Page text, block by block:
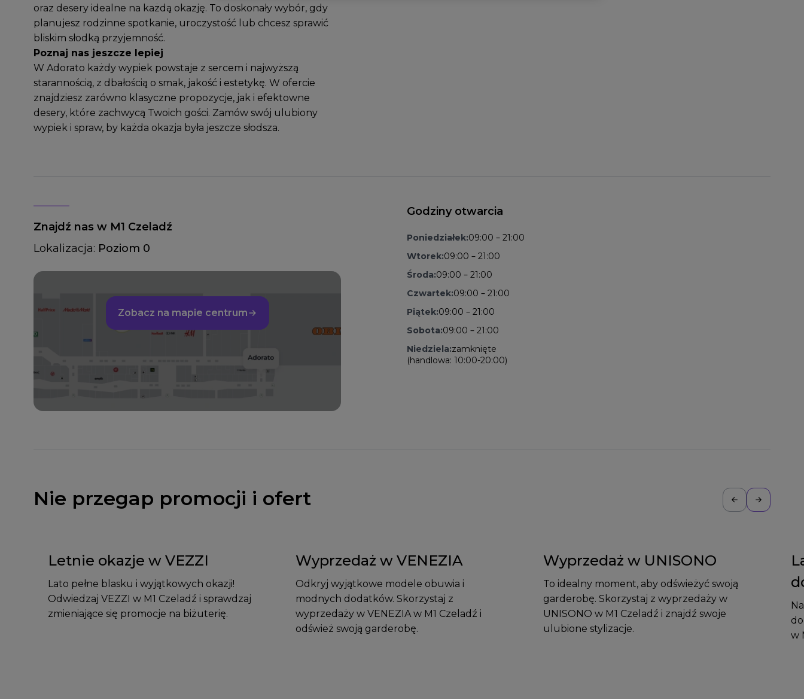
oraz desery idealne na każdą okazję. To doskonały wybór, gdy
planujesz rodzinne spotkanie, uroczystość lub chcesz sprawić
bliskim słodką przyjemność.
Poznaj nas jeszcze lepiej
W Adorato każdy wypiek powstaje z sercem i najwyższą
starannością, z dbałością o smak, jakość i estetykę. W ofercie
znajdziesz zarówno klasyczne propozycje, jak i efektowne
desery, które zachwycą Twoich gości. Zamów swój ulubiony
wypiek i spraw, by każda okazja była jeszcze słodsza.
Znajdź nas w M1 Czeladź
Lokalizacja: Poziom 0
Zobacz na mapie centrum
Godziny otwarcia
Poniedziałek:09:00 – 21:00
Wtorek:09:00 – 21:00
Środa:09:00 – 21:00
Czwartek:09:00 – 21:00
Piątek:09:00 – 21:00
Sobota:09:00 – 21:00
Niedziela:zamknięte
(handlowa: 10:00-20:00)
Nie przegap promocji i ofert
Letnie okazje w VEZZI
Lato pełne blasku i wyjątkowych okazji!
Odwiedzaj VEZZI w M1 Czeladź i sprawdzaj
zmieniające się promocje na biżuterię.
Wyprzedaż w VENEZIA
Odkryj wyjątkowe modele obuwia i
modnych dodatków. Skorzystaj z
wyprzedaży w VENEZIA w M1 Czeladź i
odśwież swoją garderobę.
Wyprzedaż w UNISONO
To idealny moment, aby odświeżyć swoją
garderobę. Skorzystaj z wyprzedaży w
UNISONO w M1 Czeladź i znajdź swoje
ulubione stylizacje.
w